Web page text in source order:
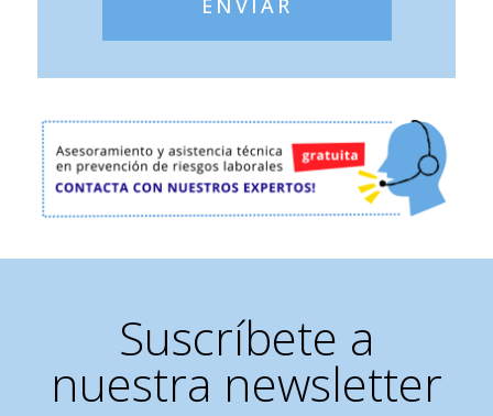
Suscríbete a
nuestra newsletter